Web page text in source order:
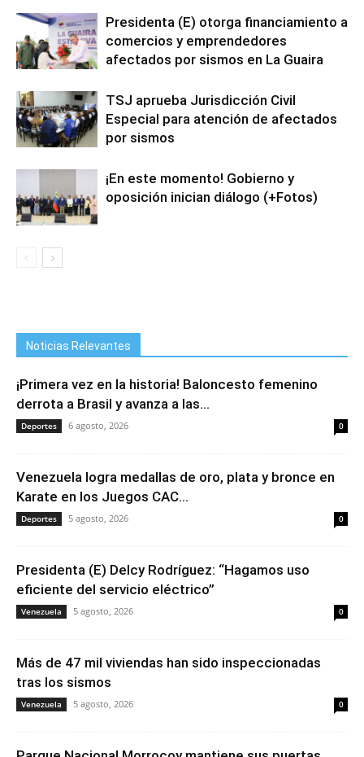
Presidenta (E) otorga financiamiento a
comercios y emprendedores
afectados por sismos en La Guaira
TSJ aprueba Jurisdicción Civil
Especial para atención de afectados
por sismos
¡En este momento! Gobierno y
oposición inician diálogo (+Fotos)
Noticias Relevantes
¡Primera vez en la historia! Baloncesto femenino
derrota a Brasil y avanza a las...
Deportes 6 agosto, 2026 0
Venezuela logra medallas de oro, plata y bronce en
Karate en los Juegos CAC...
Deportes 5 agosto, 2026 0
Presidenta (E) Delcy Rodríguez: “Hagamos uso
eficiente del servicio eléctrico”
Venezuela 5 agosto, 2026 0
Más de 47 mil viviendas han sido inspeccionadas
tras los sismos
Venezuela 5 agosto, 2026 0